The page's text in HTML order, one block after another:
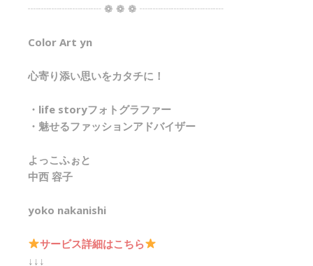
┈┈┈┈┈┈┈ ❁ ❁ ❁ ┈┈┈┈┈┈┈┈
Color Art yn
心寄り添い思いをカタチに！
・life storyフォトグラファー
・魅せるファッションアドバイザー
よっこふぉと
中西 容子
yoko nakanishi
サービス詳細はこちら
↓↓↓